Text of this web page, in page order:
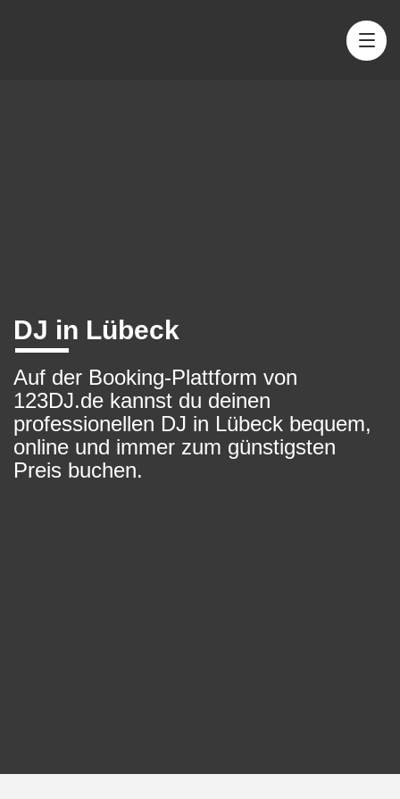
DJ in Lübeck
Auf der Booking-Plattform von
123DJ.de kannst du deinen
professionellen DJ in Lübeck bequem,
online und immer zum günstigsten
Preis buchen.